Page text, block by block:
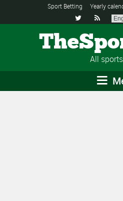
Sport Betting Yearly
 
All